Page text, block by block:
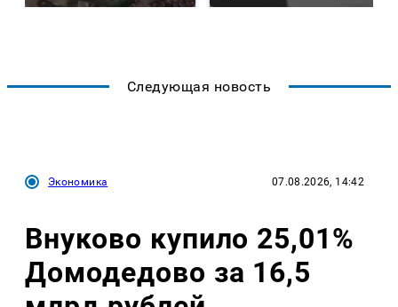
Следующая новость
Экономика 07.08.2026, 14:42
Внуково купило 25,01%
Домодедово за 16,5